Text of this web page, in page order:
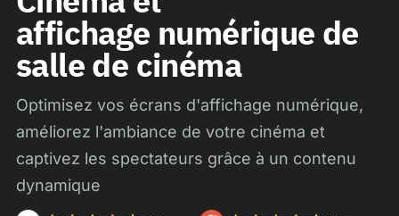
affichage numérique de
salle de cinéma
Optimisez vos écrans d'affichage numérique,
améliorez l'ambiance de votre cinéma et
captivez les spectateurs grâce à un contenu
dynamique